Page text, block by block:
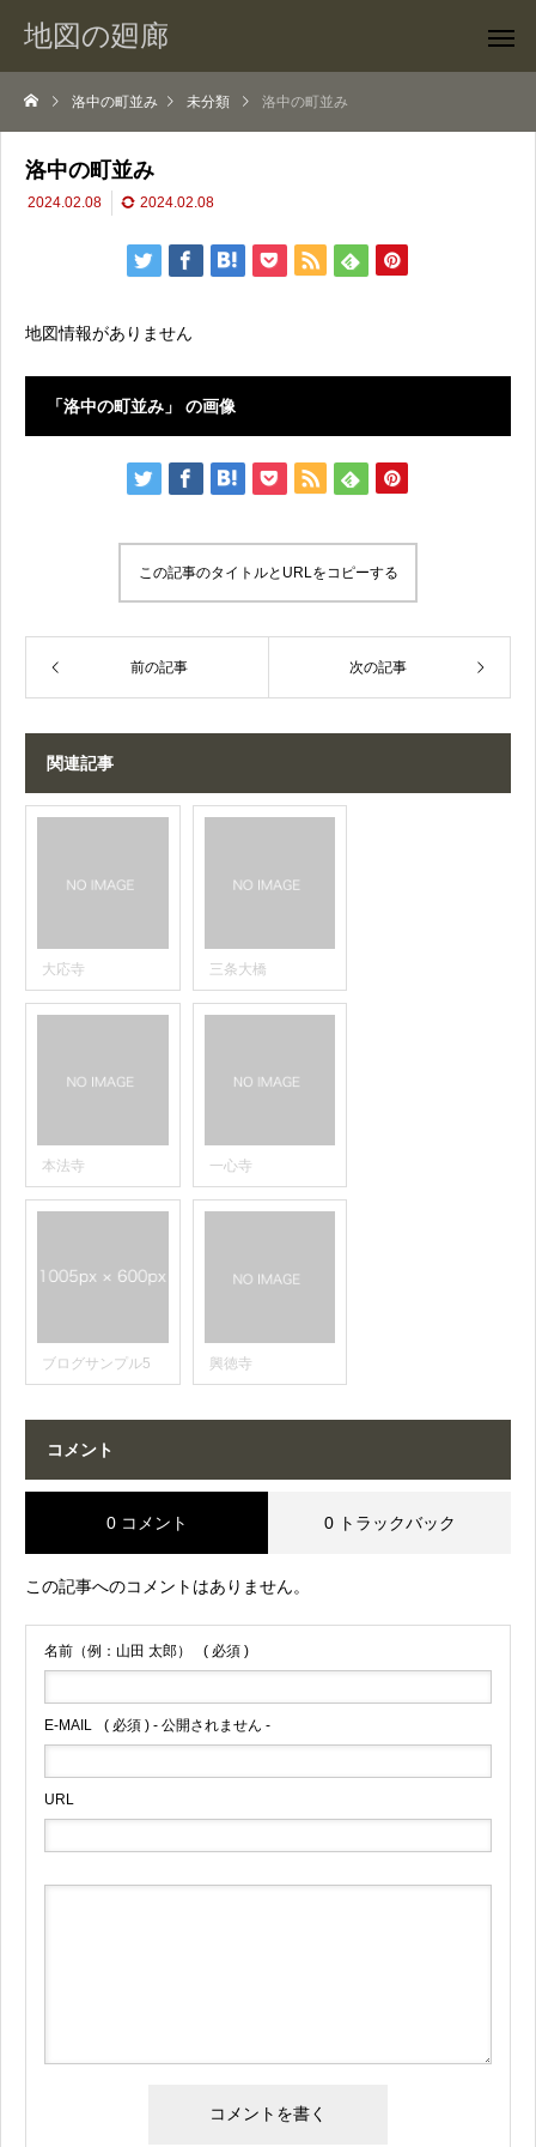
地図の廻廊
洛中の町並み 未分類 洛中の町並み
洛中の町並み
2024.02.08 2024.02.08
地図情報がありません
「洛中の町並み」 の画像
この記事のタイトルとURLをコピーする
前の記事 次の記事
関連記事
大応寺 三条大橋
本法寺 一心寺
ブログサンプル5 興徳寺
コメント
0 コメント 0 トラックバック
この記事へのコメントはありません。
名前（例：山田 太郎） ( 必須 )
E-MAIL ( 必須 ) - 公開されません -
URL